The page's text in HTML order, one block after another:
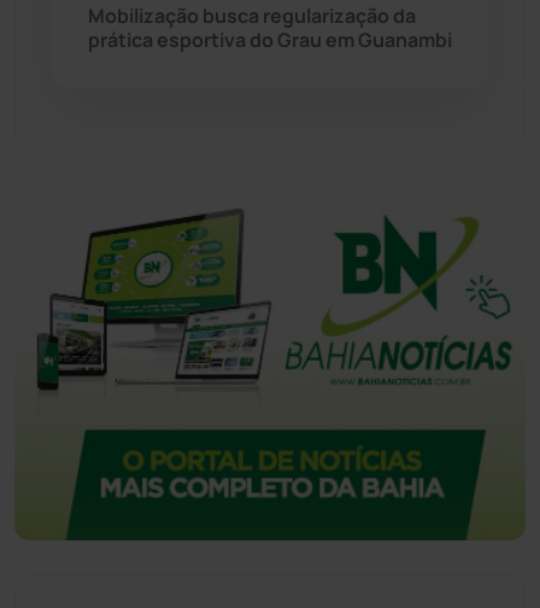
Mobilização busca regularização da
prática esportiva do Grau em Guanambi